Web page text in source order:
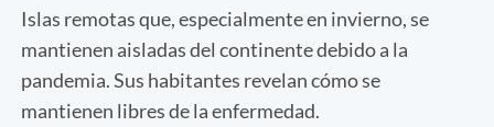
Islas remotas que, especialmente en invierno, se
mantienen aisladas del continente debido a la
pandemia. Sus habitantes revelan cómo se
mantienen libres de la enfermedad.